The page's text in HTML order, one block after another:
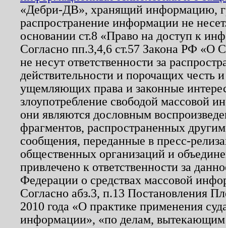
«Дебри-ДВ», хранящий информацию,
распространение информации не
основании ст.8 «Право на доступ к
Согласно пп.3,4,6 ст.57 Закона РФ «О
не несут ответственности за
действительности и порочащих честь
ущемляющих права и законные
злоупотребление свободой массовой
они являются дословным
фрагментов, распространенных
сообщения, переданные в пресс-
общественных организаций и
привлечено к ответственности за
Федерации о средствах массовой
Согласно абз.3, п.13 Постановления
2010 года «О практике применения
информации», «по делам, вытекающим